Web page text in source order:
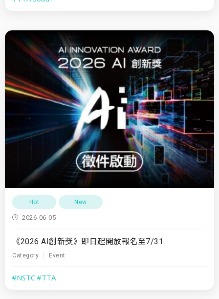
Hot New
2026-06-05
《2026 AI創新獎》即日起開放報名至7/31
Category Event
#NSTC#TTA